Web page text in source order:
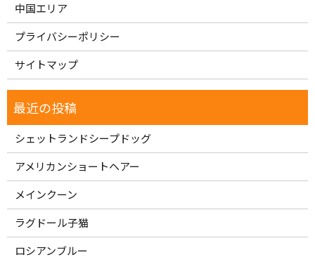
中国エリア
プライバシーポリシー
サイトマップ
シェットランドシープドッグ
アメリカンショートヘアー
メインクーン
ラグドール子猫
ロシアンブルー